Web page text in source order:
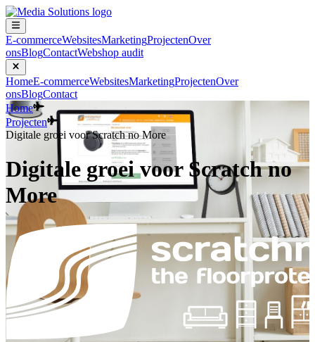
E-commerceWebsitesMarketingProjectenOver
onsBlogContactWebshop audit
HomeE-commerceWebsitesMarketingProjectenOver
onsBlogContact
Home
Projecten
Digitale groei voor Scratch no More
Digitale groei voor Scratch no
More